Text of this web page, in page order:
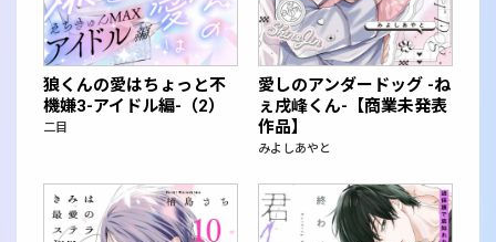
狼くんの愛はちょっと不
機嫌3-アイドル編-（2）
二目
愛しのアンダードッグ -ね
ぇ戌峰くん-【商業未発表
作品】
みよしあやと